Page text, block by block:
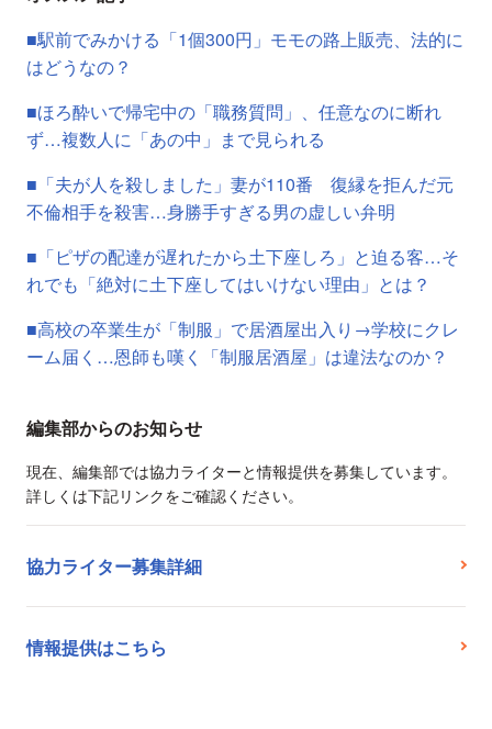
■駅前でみかける「1個300円」モモの路上販売、法的に
はどうなの？
■ほろ酔いで帰宅中の「職務質問」、任意なのに断れ
ず…複数人に「あの中」まで見られる
■「夫が人を殺しました」妻が110番 復縁を拒んだ元
不倫相手を殺害…身勝手すぎる男の虚しい弁明
■「ピザの配達が遅れたから土下座しろ」と迫る客…そ
れでも「絶対に土下座してはいけない理由」とは？
■高校の卒業生が「制服」で居酒屋出入り→学校にクレ
ーム届く…恩師も嘆く「制服居酒屋」は違法なのか？
編集部からのお知らせ
現在、編集部では協力ライターと情報提供を募集しています。
詳しくは下記リンクをご確認ください。
協力ライター募集詳細
情報提供はこちら